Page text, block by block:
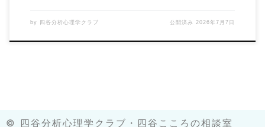
by 四谷分析心理学クラブ 公開済み 2026年7月7日
©︎ 四谷分析心理学クラブ・四谷こころの相談室